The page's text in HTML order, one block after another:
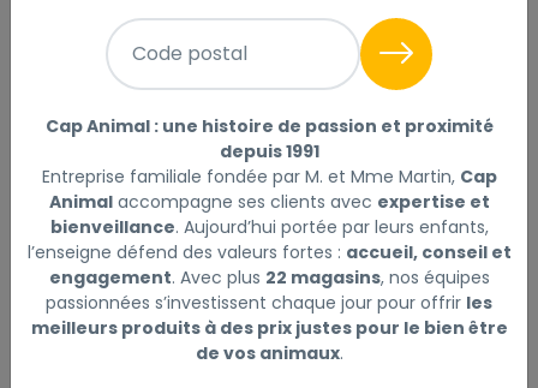
NATURE'S VARIETY chien Selected
junior poulet 2kg
NATURE'S VARIETY chien Selected junior poulet 2kg
Lire la suite
Ce produit n'est plus disponible
Laisser un avis
Code postal
Cap Animal : une histoire de passion et proximité
depuis 1991
Entreprise familiale fondée par M. et Mme Martin, Cap
Animalaccompagne ses clients avec expertise et
bienveillance. Aujourd’hui portée par leurs enfants,
l’enseigne défend des valeurs fortes : accueil, conseil et
engagement. Avec plus 22 magasins, nos équipes
passionnées s’investissent chaque jour pour offrir les
meilleurs produits à des prix justes pour le bien être
de vos animaux.